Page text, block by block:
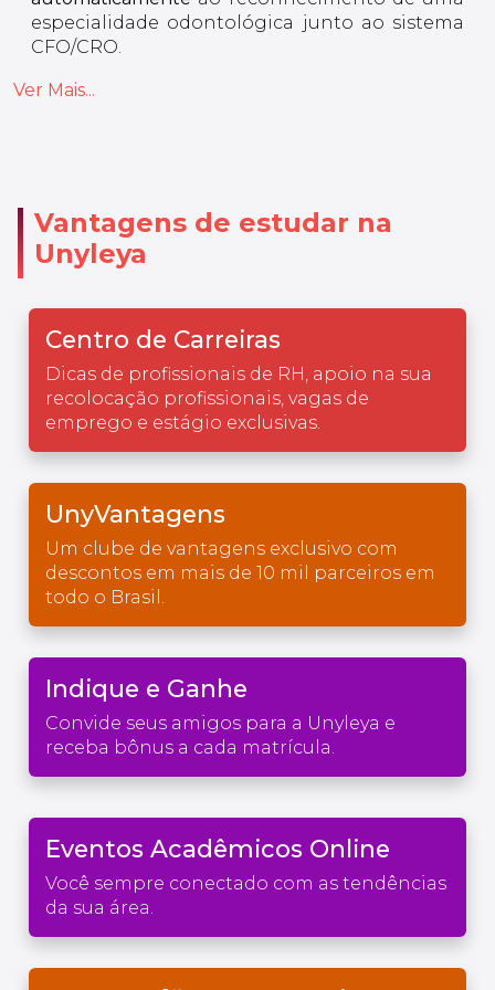
especialidade odontológica junto ao sistema
CFO/CRO.
Ver Mais...
Vantagens de estudar na
Unyleya
Centro de Carreiras
Dicas de profissionais de RH, apoio na sua
recolocação profissionais, vagas de
emprego e estágio exclusivas.
UnyVantagens
Um clube de vantagens exclusivo com
descontos em mais de 10 mil parceiros em
todo o Brasil.
Indique e Ganhe
Convide seus amigos para a Unyleya e
receba bônus a cada matrícula.
Eventos Acadêmicos Online
Você sempre conectado com as tendências
da sua área.